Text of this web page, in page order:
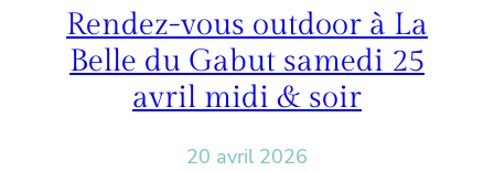
Rendez-vous outdoor à La
Belle du Gabut samedi 25
avril midi & soir
20 avril 2026